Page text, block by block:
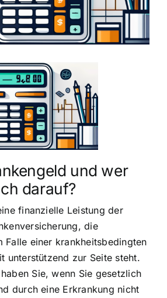
und wer
darauf?
finanzielle Leistung der
die
Falle einer krankheitsbedingten
unterstützend zur Seite steht.
Sie, wenn Sie gesetzlich
durch eine Erkrankung nicht